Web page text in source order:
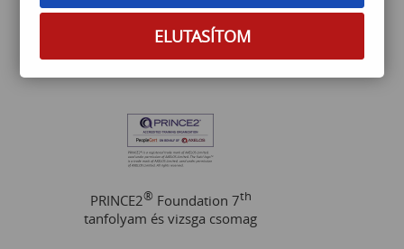
299 000Ft
PRINCE2® Foundation 7th
tanfolyam és vizsga csomag
ELUTASÍTOM